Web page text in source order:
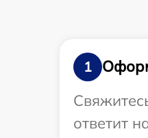
1
ответит